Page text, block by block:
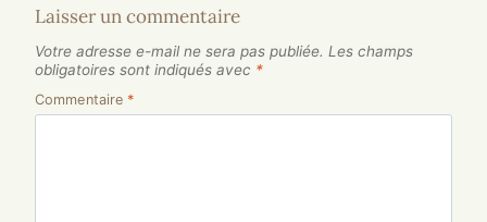
Laisser un commentaire
Votre adresse e-mail ne sera pas publiée. Les champs
obligatoires sont indiqués avec *
Commentaire *